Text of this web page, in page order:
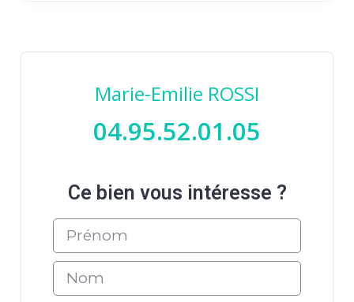
Marie-Emilie ROSSI
04.95.52.01.05
Ce bien vous intéresse ?